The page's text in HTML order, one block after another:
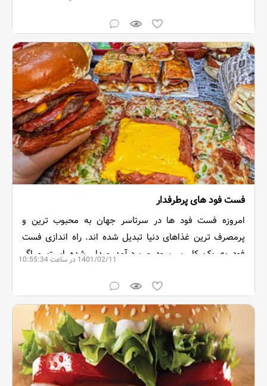
فست فود های پرطرفدار
1401/02/11 در ساعت 10:55:34
امروزه فست فود ها در سرتاسر جهان به محبوب ترین و
پرمصرف ترین غذاهای دنیا تبدیل شده اند. راه اندازی فست
فود به یک کار پر سود و پردرآمد مبدل شده است و اگر
بینید که مشغول ارائه خدمات به مشتریان خود هستند.